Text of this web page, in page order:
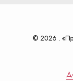
© 2026 .